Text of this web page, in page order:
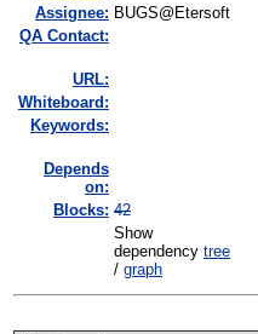
Assignee: BUGS@Etersoft
QA Contact:
URL:
Whiteboard:
Keywords:
Depends
on:
Blocks: 42
Show
dependency tree
/ graph